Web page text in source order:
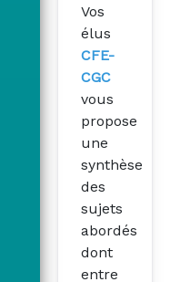
Vos
élus
CFE-
CGC
vous
propose
une
synthèse
des
sujets
abordés
dont
entre